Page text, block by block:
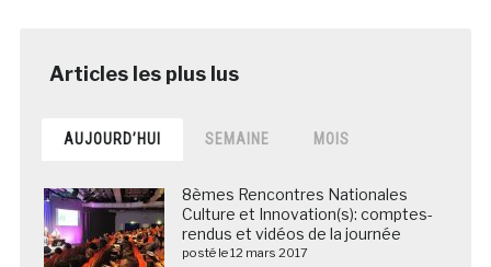
AUJOURD’HUI SEMAINE MOIS
8èmes Rencontres Nationales
Culture et Innovation(s): comptes-
rendus et vidéos de la journée
posté le 12 mars 2017